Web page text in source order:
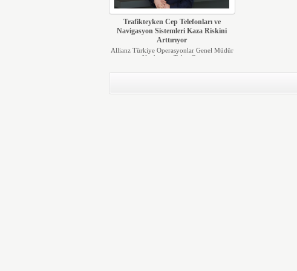
Trafikteyken Cep Telefonları ve
Navigasyon Sistemleri Kaza Riskini
Arttırıyor
Allianz Türkiye Operasyonlar Genel Müdür
Yardımcısı Tolga G...